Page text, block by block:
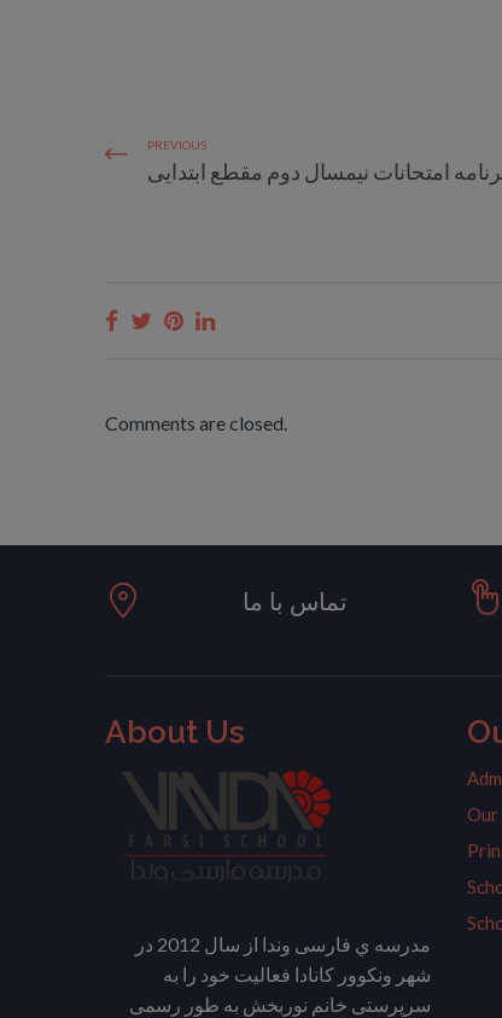
PREVIOUS
امتحانات نیمسال دوم مقطع ابتدایی
Comments are closed.
تماس با ما
About Us
مدرسه ي فارسی وندا از سال 2012 در
شهر ونکوور کانادا فعالیت خود را به
سرپرستی خانم نوربخش به طور رسمی
Our